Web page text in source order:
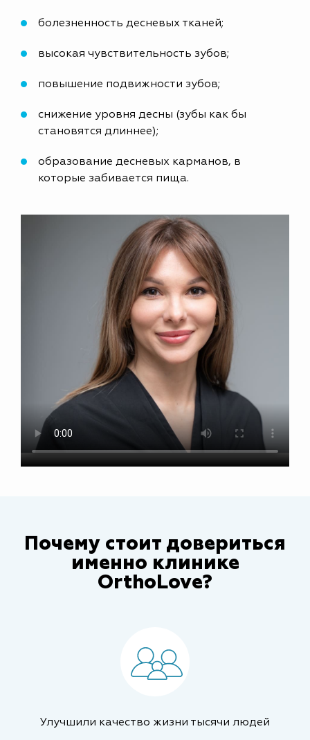
болезненность десневых тканей;
высокая чувствительность зубов;
повышение подвижности зубов;
снижение уровня десны (зубы как бы
становятся длиннее);
образование десневых карманов, в
которые забивается пища.
Почему стоит довериться
именно клинике
OrthoLove?
Улучшили качество жизни тысячи людей